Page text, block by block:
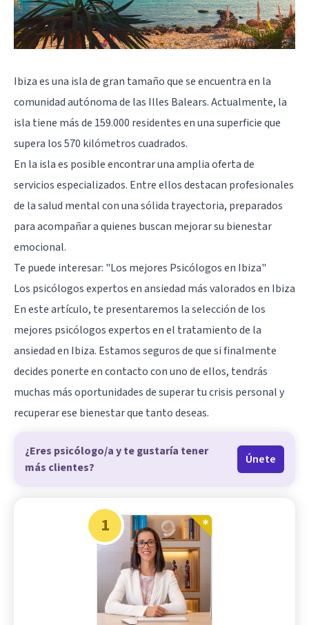
Ibiza es una isla de gran tamaño que se encuentra en la
comunidad autónoma de las Illes Balears. Actualmente, la
isla tiene más de 159.000 residentes en una superficie que
supera los 570 kilómetros cuadrados.
En la isla es posible encontrar una amplia oferta de
servicios especializados. Entre ellos destacan profesionales
de la salud mental con una sólida trayectoria, preparados
para acompañar a quienes buscan mejorar su bienestar
emocional.
Te puede interesar: "Los mejores Psicólogos en Ibiza"
Los psicólogos expertos en ansiedad más valorados en Ibiza
En este artículo, te presentaremos la selección de los
mejores psicólogos expertos en el tratamiento de la
ansiedad en Ibiza. Estamos seguros de que si finalmente
decides ponerte en contacto con uno de ellos, tendrás
muchas más oportunidades de superar tu crisis personal y
recuperar ese bienestar que tanto deseas.
¿Eres psicólogo/a y te gustaría tener
más clientes?
Únete
1